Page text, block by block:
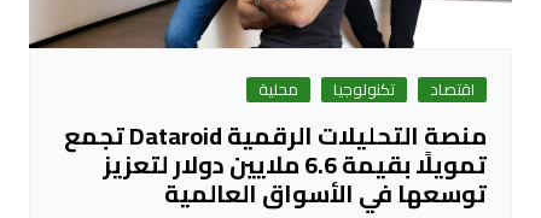
اقتصاد تكنولوجيا محلية
منصة التحليلات الرقمية Dataroid تجمع
تمويلًا بقيمة 6.6 ملايين دولار لتعزيز
توسعها في الأسواق العالمية